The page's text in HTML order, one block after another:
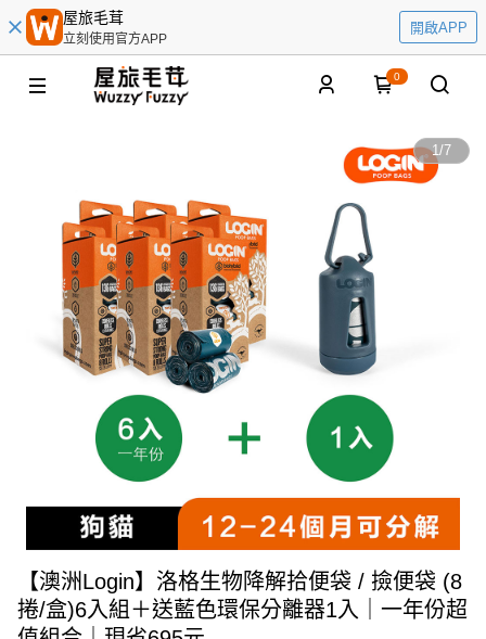
屋旅毛茸
立刻使用官方APP
開啟APP
0
1/7
【澳洲Login】洛格生物降解拾便袋 / 撿便袋 (8
捲/盒)6入組＋送藍色環保分離器1入｜一年份超